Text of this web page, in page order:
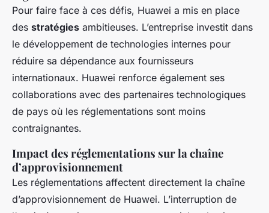
Pour faire face à ces défis, Huawei a mis en place
des stratégies ambitieuses. L’entreprise investit dans
le développement de technologies internes pour
réduire sa dépendance aux fournisseurs
internationaux. Huawei renforce également ses
collaborations avec des partenaires technologiques
de pays où les réglementations sont moins
contraignantes.
Impact des réglementations sur la chaîne
d’approvisionnement
Les réglementations affectent directement la chaîne
d’approvisionnement de Huawei. L’interruption de